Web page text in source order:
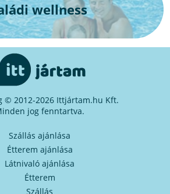
wellness
© 2012-2026 Ittjártam.hu Kft.
jog fenntartva.
Szállás ajánlása
Étterem ajánlása
Látnivaló ajánlása
Étterem
Szállás